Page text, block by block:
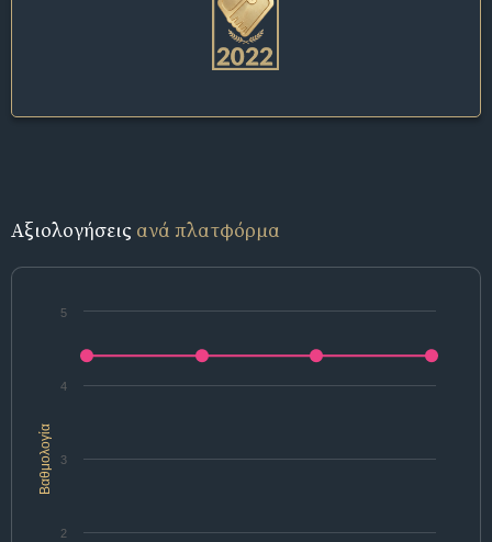
Αξιολογήσεις ανά πλατφόρμα
Βαθμολογία
2
3
4
5